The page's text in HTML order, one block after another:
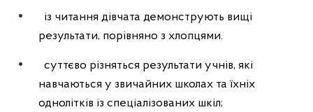
із читання дівчата демонструють вищі
результати, порівняно з хлопцями.
cуттєво різняться результати учнів, які
навчаються у звичайних школах та їхніх
однолітків із спеціалізованих шкіл;